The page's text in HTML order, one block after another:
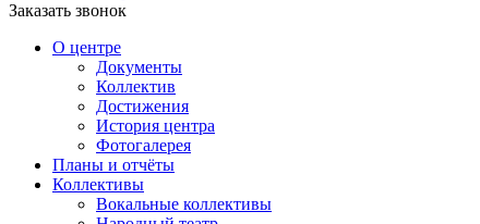
Заказать звонок
О центре
Документы
Коллектив
Достижения
История центра
Фотогалерея
Планы и отчёты
Коллективы
Вокальные коллективы